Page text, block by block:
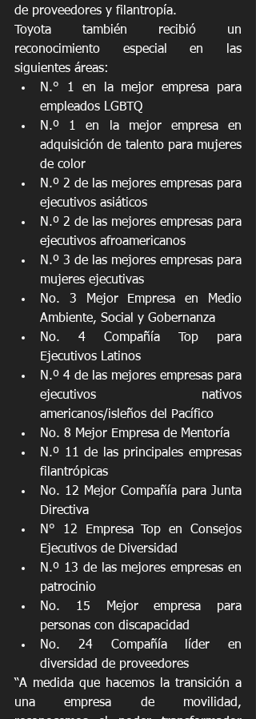
de proveedores y filantropía.
Toyota también recibió un
reconocimiento especial en las
siguientes áreas:
N.° 1 en la mejor empresa para
empleados LGBTQ
N.º 1 en la mejor empresa en
adquisición de talento para mujeres
de color
N.º 2 de las mejores empresas para
ejecutivos asiáticos
N.º 2 de las mejores empresas para
ejecutivos afroamericanos
N.º 3 de las mejores empresas para
mujeres ejecutivas
No. 3 Mejor Empresa en Medio
Ambiente, Social y Gobernanza
No. 4 Compañía Top para
Ejecutivos Latinos
N.º 4 de las mejores empresas para
ejecutivos nativos
americanos/isleños del Pacífico
No. 8 Mejor Empresa de Mentoría
N.º 11 de las principales empresas
filantrópicas
No. 12 Mejor Compañía para Junta
Directiva
N° 12 Empresa Top en Consejos
Ejecutivos de Diversidad
N.º 13 de las mejores empresas en
patrocinio
No. 15 Mejor empresa para
personas con discapacidad
No. 24 Compañía líder en
diversidad de proveedores
“A medida que hacemos la transición a
una empresa de movilidad,